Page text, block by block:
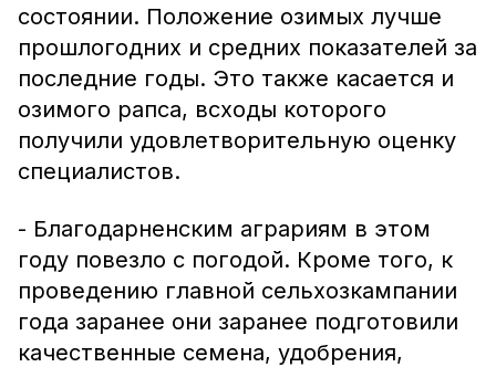
состоянии. Положение озимых лучше
прошлогодних и средних показателей за
последние годы. Это также касается и
озимого рапса, всходы которого
получили удовлетворительную оценку
специалистов.
- Благодарненским аграриям в этом
году повезло с погодой. Кроме того, к
проведению главной сельхозкампании
года заранее они заранее подготовили
качественные семена, удобрения,